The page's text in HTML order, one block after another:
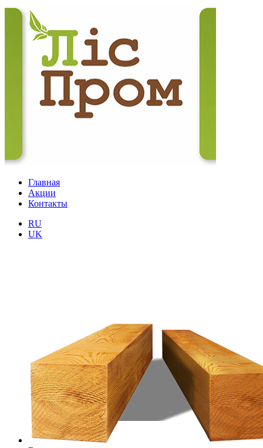
Главная
Акции
Контакты
RU
UK